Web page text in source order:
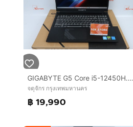
GIGABYTE G5 Core i5-12450H.RTX4050 RAM16.512GB
จตุจักร กรุงเทพมหานคร
฿ 19,990